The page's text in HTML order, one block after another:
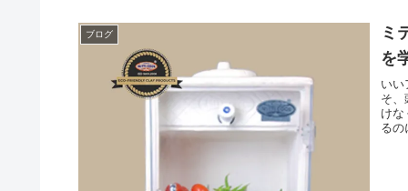
ブログ
ミ
を
いい
そ、
けな
るの